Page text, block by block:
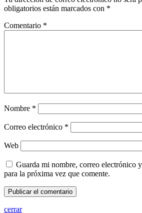
obligatorios están marcados con *
Comentario *
Nombre *
Correo electrónico *
Web
Guarda mi nombre, correo electrónico
para la próxima vez que comente.
cerrar